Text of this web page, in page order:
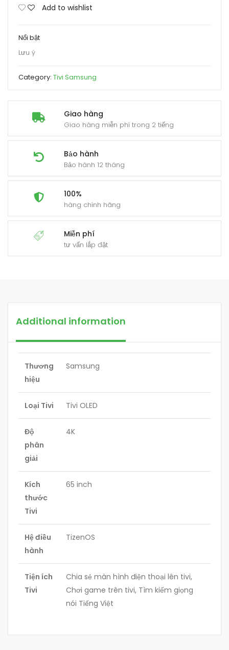
Giao hàng
Giao hàng miễn phí trong 2 tiếng
Bảo hành
Bảo hành 12 tháng
100%
hàng chính hãng
Miễn phí
tư vấn lắp đặt
Add to wishlist
Nổi bật
Lưu ý
Category: Tivi Samsung
Additional information
Thương
hiệu
Samsung
Loại Tivi Tivi OLED
Độ
phân
giải
4K
Kích
thước
Tivi
65 inch
Hệ điều
hành
TizenOS
Tiện ích
Tivi
Chia sẻ màn hình điện thoại lên tivi,
Chơi game trên tivi, Tìm kiếm giọng
nói Tiếng Việt